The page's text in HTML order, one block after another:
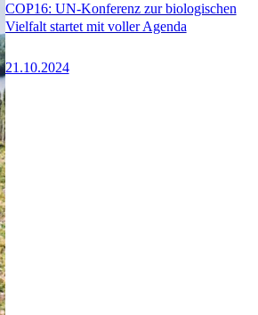
COP16: UN-Konferenz zur biologischen
Vielfalt startet mit voller Agenda
21.10.2024